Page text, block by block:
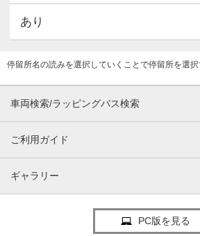
あり
停留所名の読みを選択していくことで停留所を選択
車両検索/ラッピングバス検索
ご利用ガイド
ギャラリー
PC版を見る